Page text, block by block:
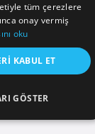
tüm çerezlere
onay vermiş
oku
KABUL ET
GÖSTER